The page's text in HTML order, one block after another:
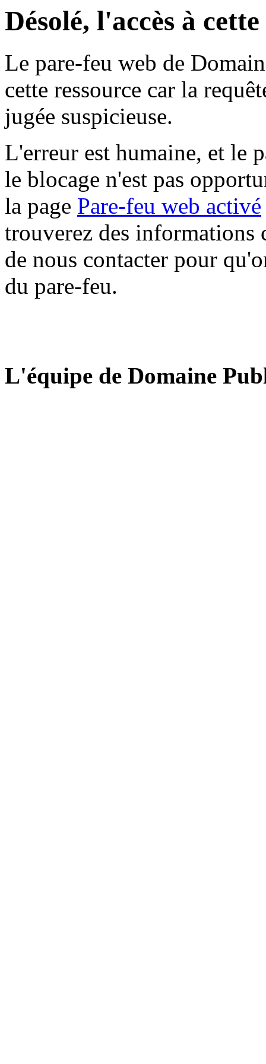
Désolé, l'accès à
Le pare-feu web de
cette ressource car la
jugée suspicieuse.
L'erreur est humaine, et le
le blocage n'est pas
la page Pare-feu web activé
trouverez des informations
de nous contacter pour
du pare-feu.
L'équipe de Domaine